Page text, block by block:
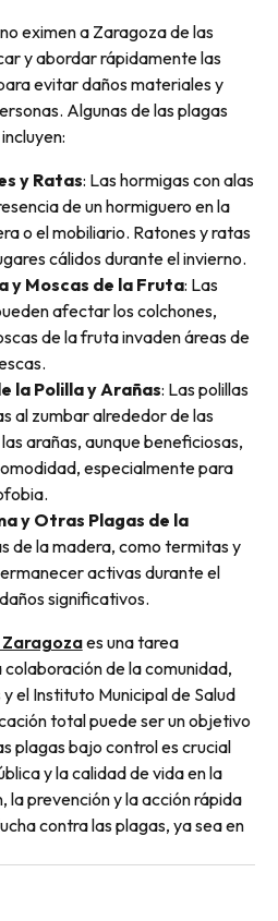
eximen a Zaragoza de las
y abordar rápidamente las
evitar daños materiales y
Algunas de las plagas
y Ratas: Las hormigas con alas
de un hormiguero en la
o el mobiliario. Ratones y ratas
cálidos durante el invierno.
y Moscas de la Fruta: Las
afectar los colchones,
de la fruta invaden áreas de
la Polilla y Arañas: Las polillas
al zumbar alrededor de las
arañas, aunque beneficiosas,
especialmente para
y Otras Plagas de la
de la madera, como termitas y
activas durante el
significativos.
es una tarea
de la comunidad,
el Instituto Municipal de Salud
total puede ser un objetivo
plagas bajo control es crucial
y la calidad de vida en la
la prevención y la acción rápida
contra las plagas, ya sea en